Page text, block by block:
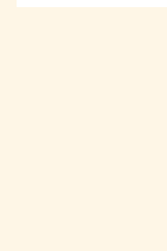
ていました。